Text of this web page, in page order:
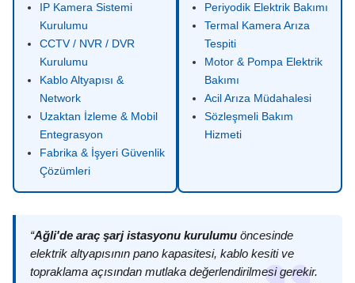
IP Kamera Sistemi
Kurulumu
CCTV / NVR / DVR
Kurulumu
Kablo Altyapısı &
Network
Uzaktan İzleme & Mobil
Entegrasyon
Fabrika & İşyeri Güvenlik
Çözümleri
Periyodik Elektrik Bakımı
Termal Kamera Arıza
Tespiti
Motor & Pompa Elektrik
Bakımı
Acil Arıza Müdahalesi
Sözleşmeli Bakım
Hizmeti
“Ağli'de araç şarj istasyonu kurulumu öncesinde
elektrik altyapısının pano kapasitesi, kablo kesiti ve
topraklama açısından mutlaka değerlendirilmesi gerekir.